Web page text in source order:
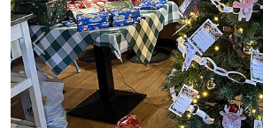
zurück